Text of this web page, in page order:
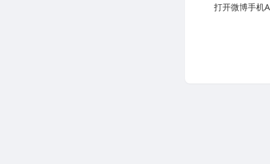
打开微博手机